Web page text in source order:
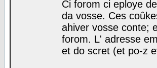
Ci forom ci eploye
da vosse. Ces
ahiver vosse conte;
forom. L' adresse
et do scret (et po-z